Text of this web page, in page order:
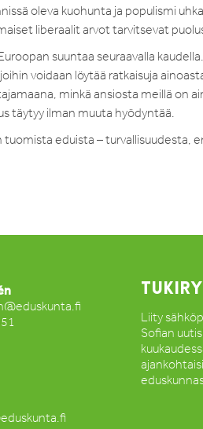
oleva kuohunta ja populismi
liberaalit arvot tarvitsevat
suuntaa seuraavalla
voidaan löytää ratkaisuja
minkä ansiosta meillä on
täytyy ilman muuta hyödyntää.
eduista – turvallisuudesta,
Liity
Sofian